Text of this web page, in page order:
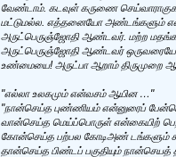
வேண்டாம். கடவுள் கருணை
மட்டுமல்ல. எத்தனையோ அண்டங்களும்
அருட்பெருஞ்ஜோதி ஆண்டவர். மற்ற
அருட்பெருஞ்ஜோதி ஆண்டவர் ஒருவரையே
உண்மையை! அருட்பா ஆறாம் திருமுறை
"எல்லா உலகமும் என்வசம் ஆயின …"
"நான்செய்த புண்ணியம் என்னுரைப்
வான்செய்த மெய்ப்பொருள் என்கையிற்
கோன்செய்த பற்பல கோடிஅண் டங்களும்
தான்செய்த பிண்டப் பகுதியும்